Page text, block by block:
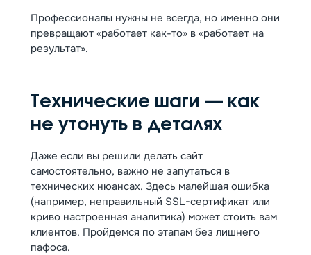
Профессионалы нужны не всегда, но именно они
превращают «работает как-то» в «работает на
результат».
Технические шаги — как
не утонуть в деталях
Даже если вы решили делать сайт
самостоятельно, важно не запутаться в
технических нюансах. Здесь малейшая ошибка
(например, неправильный SSL-сертификат или
криво настроенная аналитика) может стоить вам
клиентов. Пройдемся по этапам без лишнего
пафоса.